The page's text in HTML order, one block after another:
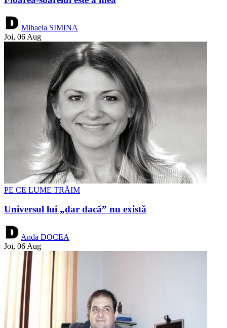
Mihaela SIMINA
Joi, 06 Aug
PE CE LUME TRĂIM
Universul lui „dar dacă” nu există
Anda DOCEA
Joi, 06 Aug